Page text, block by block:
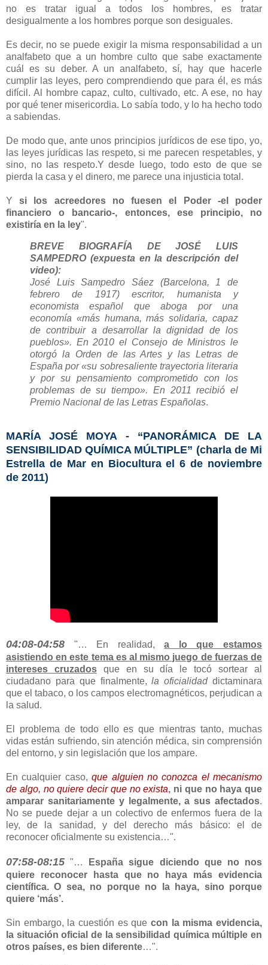
no es tratar igual a todos los hombres, es tratar
desigualmente a los hombres porque son desiguales.
Es decir, no se puede exigir la misma responsabilidad a un
analfabeto que a un hombre culto que sabe exactamente
cuál es su deber. A un analfabeto, sí, hay que hacerle
cumplir las leyes, pero comprendiendo que para él, es más
difícil. Al hombre capaz, culto, cultivado, etc. A ese, no hay
por qué tener misericordia. Lo sabía todo, y lo ha hecho todo
a sabiendas.
De modo que, ante unos principios jurídicos de ese tipo, yo,
las leyes jurídicas las respeto, si me parecen respetables, y
sino, no las respeto.Y desde luego, todo esto de que se
pierda la casa y el dinero, me parece una injusticia total.
Ysi los acreedores no fuesen el Poder -el poder
financiero o bancario-, entonces, ese principio, no
existiría en la ley".
BREVE BIOGRAFÍA DE JOSÉ LUIS
SAMPEDRO (expuesta en la descripción del
video):
José Luis Sampedro Sáez (Barcelona, 1 de
febrero de 1917) escritor, humanista y
economista español que aboga por una
economía «más humana, más solidaria, capaz
de contribuir a desarrollar la dignidad de los
pueblos». En 2010 el Consejo de Ministros le
otorgó la Orden de las Artes y las Letras de
España por «su sobresaliente trayectoria literaria
y por su pensamiento comprometido con los
problemas de su tiempo». En 2011 recibió el
Premio Nacional de las Letras Españolas.
MARÍA JOSÉ MOYA - “PANORÁMICA DE LA
SENSIBILIDAD QUÍMICA MÚLTIPLE” (charla de Mi
Estrella de Mar en Biocultura el 6 de noviembre
de 2011)
04:08-04:58 "… En realidad,a lo que estamos
asistiendo en este tema es al mismo juego de fuerzas de
intereses cruzadosque en su día le tocó sortear al
ciudadano para que finalmente,la oficialidaddictaminara
que el tabaco, o los campos electromagnéticos, perjudican a
la salud.
El problema de todo ello es que mientras tanto, muchas
vidas están sufriendo, sin atención médica, sin comprensión
del entorno, y sin legislación que los ampare.
En cualquier caso,que alguien no conozca el mecanismo
de algo, no quiere decir que no exista, ni que no haya que
amparar sanitariamente y legalmente, a sus afectados.
No se puede dejar a un colectivo de enfermos fuera de la
ley, de la sanidad, y del derecho más básico: el de
reconocer oficialmente su existencia…".
07:58-08:15 "…
España sigue diciendo que no nos
quiere reconocer hasta que no haya más evidencia
científica. O sea, no porque no la haya, sino porque
quiere ‘más’.
Sin embargo, la cuestión es que con la misma evidencia,
la situación oficial de la sensibilidad química múltiple en
otros países, es bien diferente…".